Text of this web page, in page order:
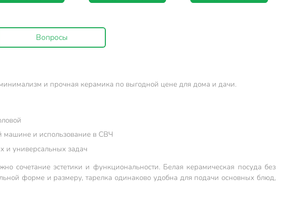
Вопросы
и прочная керамика по выгодной цене для дома и дачи.
машине и использование в СВЧ
и универсальных задач
сочетание эстетики и функциональности. Белая керамическая посуда без
форме и размеру, тарелка одинаково удобна для подачи основных блюд,